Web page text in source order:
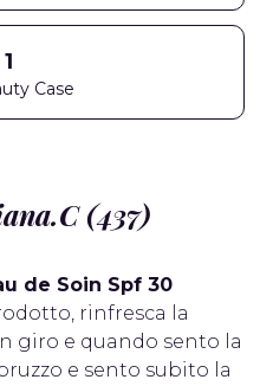
1
Case
(437)
de Soin Spf 30
rinfresca la
giro e quando sento la
e sento subito la